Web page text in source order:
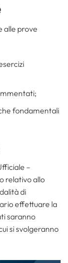
alle prove
fondamentali
–
relativo allo
di
effettuare la
saranno
si svolgeranno